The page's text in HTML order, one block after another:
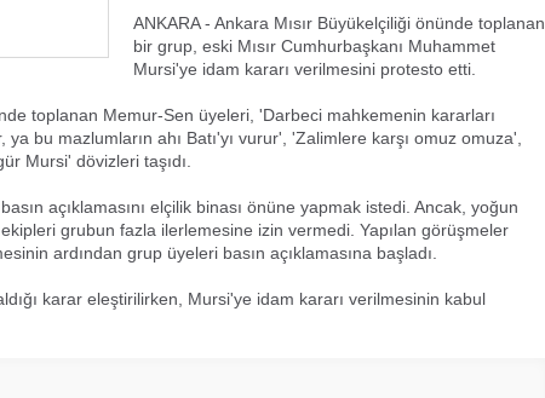
ANKARA - Ankara Mısır Büyükelçiliği önünde toplanan
bir grup, eski Mısır Cumhurbaşkanı Muhammet
Mursi'ye idam kararı verilmesini protesto etti.
toplanan Memur-Sen üyeleri, 'Darbeci mahkemenin kararları
bu mazlumların ahı Batı'yı vurur', 'Zalimlere karşı omuz omuza',
Mursi' dövizleri taşıdı.
açıklamasını elçilik binası önüne yapmak istedi. Ancak, yoğun
grubun fazla ilerlemesine izin vermedi. Yapılan görüşmeler
ardından grup üyeleri basın açıklamasına başladı.
karar eleştirilirken, Mursi'ye idam kararı verilmesinin kabul